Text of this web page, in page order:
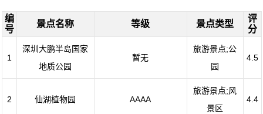
编
号
景点名称 等级 景点类型
评
分
1
深圳大鹏半岛国家
地质公园
暂无
旅游景点;公
园
4.5
2 仙湖植物园 AAAA
旅游景点;风
景区
4.4